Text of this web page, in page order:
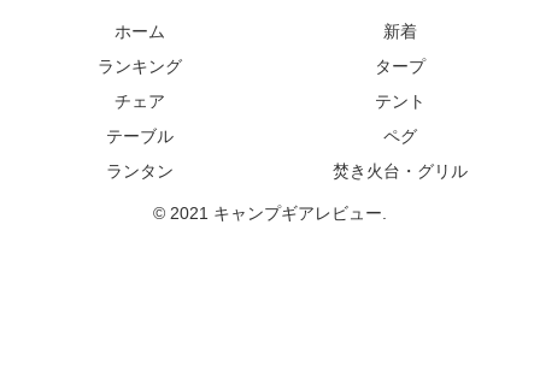
ホーム
新着
ランキング
タープ
チェア
テント
テーブル
ペグ
ランタン
焚き火台・グリル
© 2021 キャンプギアレビュー.